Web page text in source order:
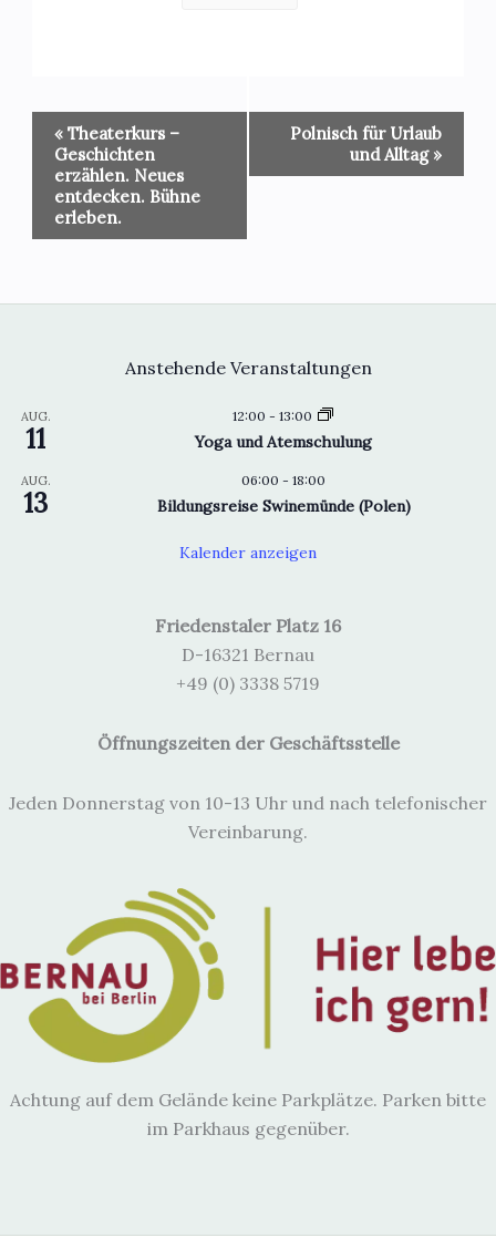
Veranstaltung-
Navigation
«Theaterkurs –
Geschichten
erzählen. Neues
entdecken. Bühne
erleben.
Polnisch für Urlaub
und Alltag »
Anstehende Veranstaltungen
AUG.
11
12:00 - 13:00
Yoga und Atemschulung
AUG.
13
06:00 - 18:00
Bildungsreise Swinemünde (Polen)
Kalender anzeigen
Friedenstaler Platz 16
D-16321 Bernau
+49 (0) 3338 5719
Öffnungszeiten der Geschäftsstelle
Jeden Donnerstag von 10-13 Uhr und nach telefonischer
Vereinbarung.
Achtung auf dem Gelände keine Parkplätze. Parken bitte
im Parkhaus gegenüber.